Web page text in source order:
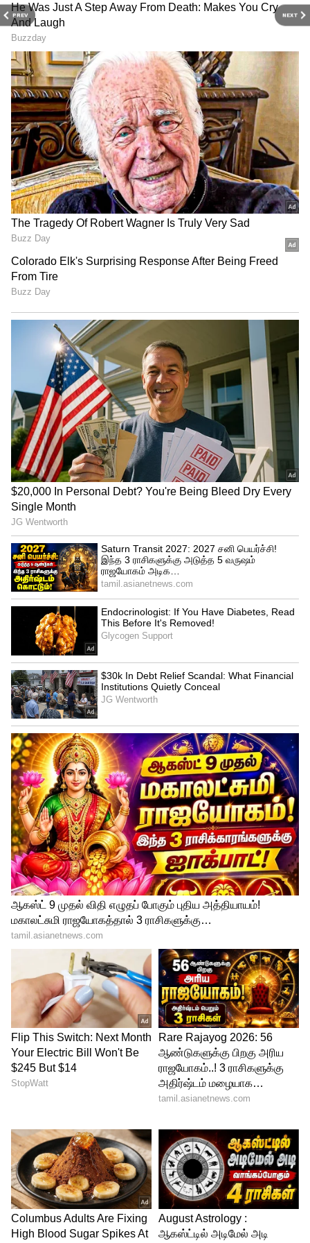
PREV NEXT
தரவின்படி, ஒருமுறை முழுமையாக சார்ஜ்
செய்தால் 180 கிலோமீட்டர் வரை பயணிக்க
முடியும்.
மேலும், 0 முதல் 80% வரை வெறும் 3 மணி
நேரத்தில் சார்ஜ் செய்ய முடியும் என
தெரிவிக்கப்பட்டுள்ளது. இதனால் தினசரி
அலுவலக பயணம் மட்டுமல்லாமல், நீண்ட
தூர பயணங்களுக்கும் இது ஏற்றதாக
இருக்கும்.
115 கிமீ வேகம்
இந்த ஸ்கூட்டரில் 12 kW Peak Power கொண்ட
மிட்-மவுண்டட் PMSM மோட்டார்
பயன்படுத்தப்பட்டுள்ளது.
• அதிகபட்ச வேகம் – 115 km/h
• 0 முதல் 50 km/h – 4 விநாடிகளுக்கும்
குறைவான நேரத்தில்
• பல்வேறு Riding Modes
இந்த செயல்திறன் காரணமாக இது ஒரு
Performance Electric Scooter என்ற வகையில்
இடம்பிடிக்கிறது.
Related Articles
TVS Ntorq 125: ரூ.82,500 விலையில்
டிவிஎஸ் என்டார்க் 125 டிஸ்க் ஸ்கூட்டர்..
விலை, மைலேஜ் எல்லாம் தெறிக்குது!
Ola S1: ரூ.1 லட்சம் கூட இல்ல.. 176 கி.மீ
ரேஞ்ச்.. மிரட்டலான அம்சங்களுடன் ஓலா
S1 X எலெக்ட்ரிக் ஸ்கூட்டர்!
4
பாதுகாப்பில் புதிய தரம்
இந்த ஸ்கூட்டரின் மிகப்பெரிய சிறப்பம்சம்
அதன் பாதுகாப்பு வசதிகள்தான்.
இதில் இடம்பெற்றுள்ளவை: